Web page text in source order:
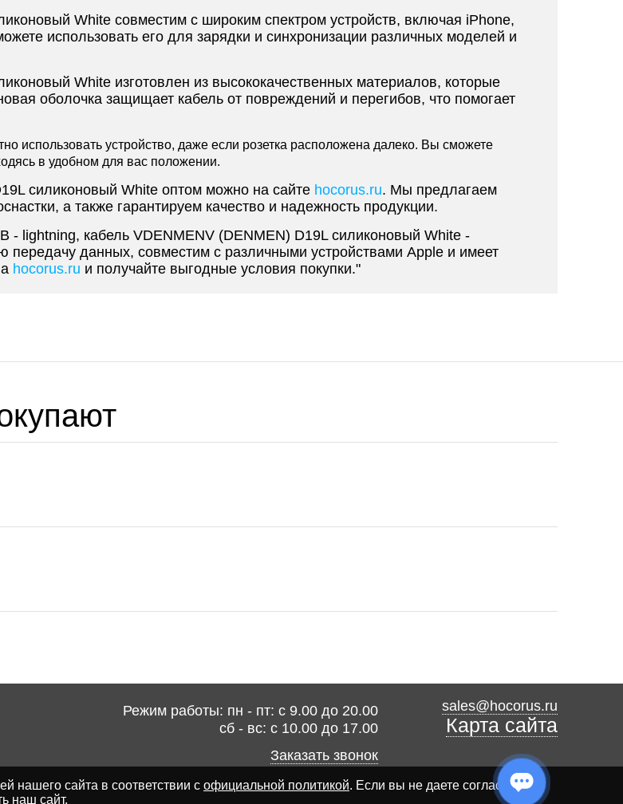
White совместим с широким спектром устройств, включая iPhone,
использовать его для зарядки и синхронизации различных моделей и
White изготовлен из высококачественных материалов, которые
оболочка защищает кабель от повреждений и перегибов, что помогает
использовать устройство, даже если розетка расположена далеко. Вы сможете
в удобном для вас положении.
силиконовый White оптом можно на сайте hocorus.ru. Мы предлагаем
а также гарантируем качество и надежность продукции.
lightning, кабель VDENMENV (DENMEN) D19L силиконовый White -
данных, совместим с различными устройствами Apple и имеет
hocorus.ru и получайте выгодные условия покупки."
Режим работы: пн - пт: с 9.00 до 20.00
сб - вс: с 10.00 до 17.00
Заказать звонок
sales@hocorus.ru
Карта сайта
нашего сайта в соответствии с официальной политикой. Если вы не даете согласия на
наш сайт.